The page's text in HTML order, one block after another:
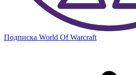
Подписка World Of Warcraft